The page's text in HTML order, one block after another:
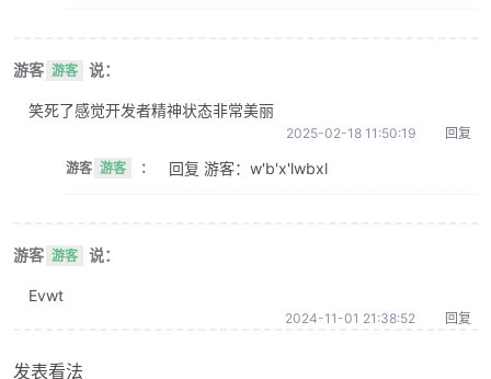
游客 游客 说：
笑死了感觉开发者精神状态非常美丽
2025-02-18 11:50:19 回复
游客 游客 ： 回复 游客：w'b'x'lwbxl
游客 游客 说：
Evwt
2024-11-01 21:38:52 回复
发表看法